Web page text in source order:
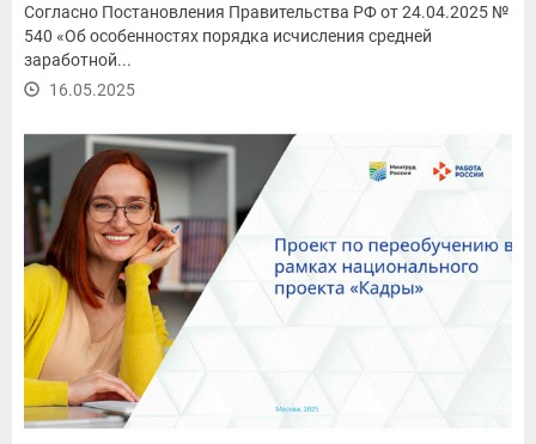
Согласно Постановления Правительства РФ от 24.04.2025 №
540 «Об особенностях порядка исчисления средней
заработной...
16.05.2025